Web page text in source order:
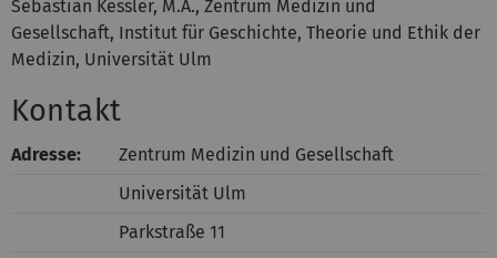
Sebastian Kessler, M.A., Zentrum Medizin und
Gesellschaft, Institut für Geschichte, Theorie und Ethik der
Medizin, Universität Ulm
Kontakt
Adresse:
Zentrum Medizin und Gesellschaft
Universität Ulm
Parkstraße 11